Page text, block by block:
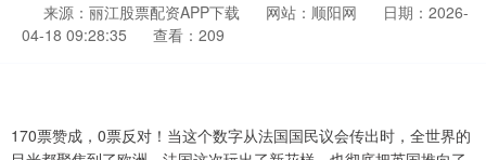
来源：丽江股票配资APP下载 网站：顺阳网
日期：2026-
04-18 09:28:35
查看：209
170票赞成，0票反对！当这个数字从法国国民议会传出时，全世界的